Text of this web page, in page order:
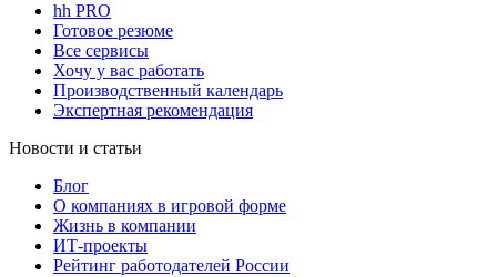
hh PRO
Готовое резюме
Все сервисы
Хочу у вас работать
Производственный календарь
Экспертная рекомендация
Новости и статьи
Блог
О компаниях в игровой форме
Жизнь в компании
ИТ-проекты
Рейтинг работодателей России